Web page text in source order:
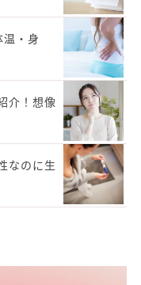
温・身
介！想像
なのに生